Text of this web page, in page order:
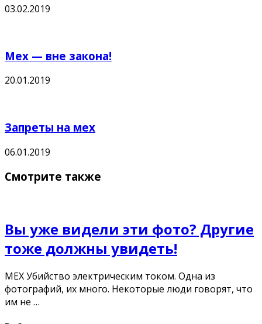
03.02.2019
Мех — вне закона!
20.01.2019
Запреты на мех
06.01.2019
Смотрите также
Вы уже видели эти фото? Другие
тоже должны увидеть!
МЕХ Убийство электрическим током. Одна из
фотографий, их много. Некоторые люди говорят, что
им не …